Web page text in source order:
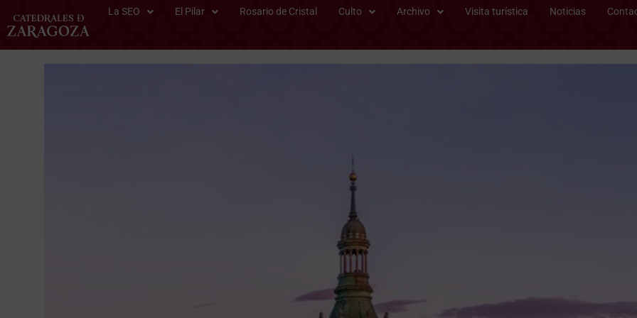
La SEO El Pilar Rosario de Cristal Culto Archivo Visita turística Noticias